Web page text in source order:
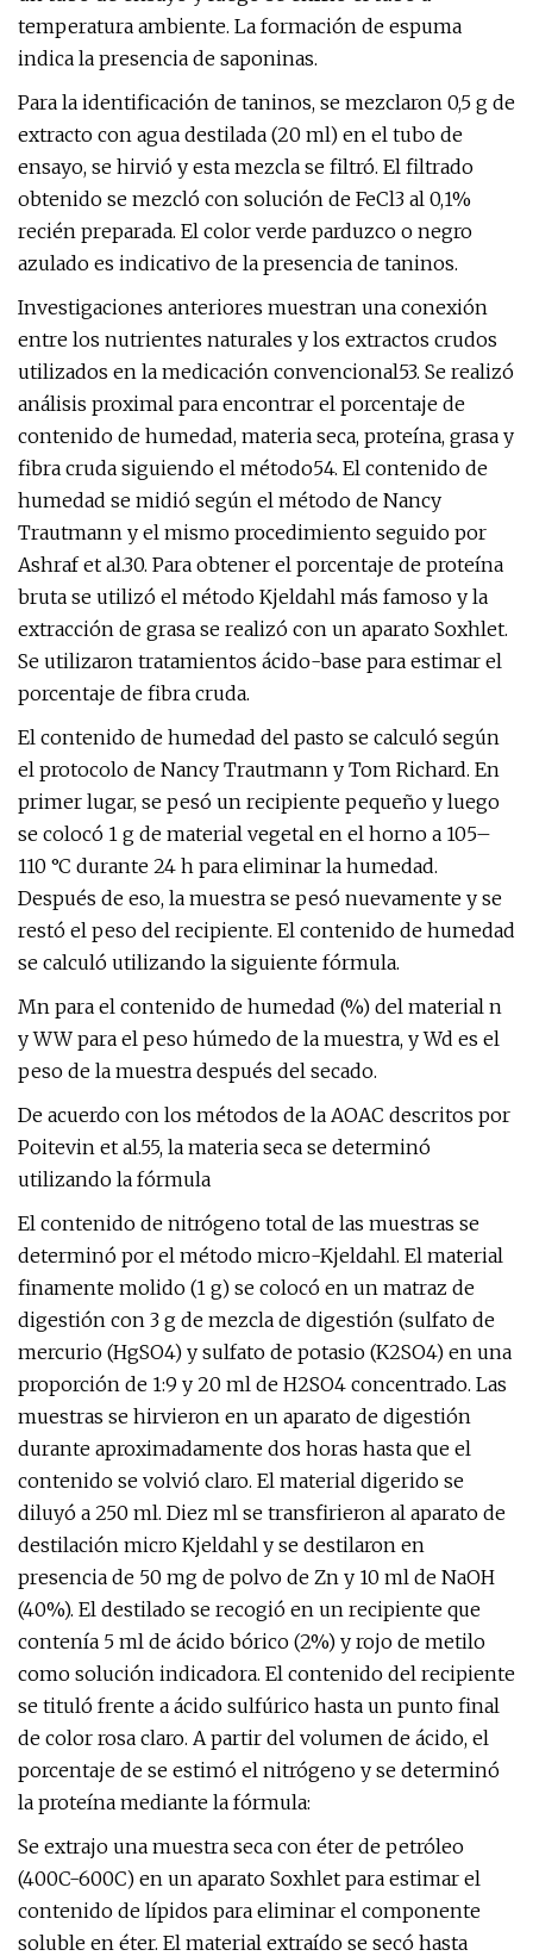
temperatura ambiente. La formación de espuma
indica la presencia de saponinas.
Para la identificación de taninos, se mezclaron 0,5 g de
extracto con agua destilada (20 ml) en el tubo de
ensayo, se hirvió y esta mezcla se filtró. El filtrado
obtenido se mezcló con solución de FeCl3 al 0,1%
recién preparada. El color verde parduzco o negro
azulado es indicativo de la presencia de taninos.
Investigaciones anteriores muestran una conexión
entre los nutrientes naturales y los extractos crudos
utilizados en la medicación convencional53. Se realizó
análisis proximal para encontrar el porcentaje de
contenido de humedad, materia seca, proteína, grasa y
fibra cruda siguiendo el método54. El contenido de
humedad se midió según el método de Nancy
Trautmann y el mismo procedimiento seguido por
Ashraf et al.30. Para obtener el porcentaje de proteína
bruta se utilizó el método Kjeldahl más famoso y la
extracción de grasa se realizó con un aparato Soxhlet.
Se utilizaron tratamientos ácido-base para estimar el
porcentaje de fibra cruda.
El contenido de humedad del pasto se calculó según
el protocolo de Nancy Trautmann y Tom Richard. En
primer lugar, se pesó un recipiente pequeño y luego
se colocó 1 g de material vegetal en el horno a 105–
110 °C durante 24 h para eliminar la humedad.
Después de eso, la muestra se pesó nuevamente y se
restó el peso del recipiente. El contenido de humedad
se calculó utilizando la siguiente fórmula.
Mn para el contenido de humedad (%) del material n
y WW para el peso húmedo de la muestra, y Wd es el
peso de la muestra después del secado.
De acuerdo con los métodos de la AOAC descritos por
Poitevin et al.55, la materia seca se determinó
utilizando la fórmula
El contenido de nitrógeno total de las muestras se
determinó por el método micro-Kjeldahl. El material
finamente molido (1 g) se colocó en un matraz de
digestión con 3 g de mezcla de digestión (sulfato de
mercurio (HgSO4) y sulfato de potasio (K2SO4) en una
proporción de 1:9 y 20 ml de H2SO4 concentrado. Las
muestras se hirvieron en un aparato de digestión
durante aproximadamente dos horas hasta que el
contenido se volvió claro. El material digerido se
diluyó a 250 ml. Diez ml se transfirieron al aparato de
destilación micro Kjeldahl y se destilaron en
presencia de 50 mg de polvo de Zn y 10 ml de NaOH
(40%). El destilado se recogió en un recipiente que
contenía 5 ml de ácido bórico (2%) y rojo de metilo
como solución indicadora. El contenido del recipiente
se tituló frente a ácido sulfúrico hasta un punto final
de color rosa claro. A partir del volumen de ácido, el
porcentaje de se estimó el nitrógeno y se determinó
la proteína mediante la fórmula:
Se extrajo una muestra seca con éter de petróleo
(400C-600C) en un aparato Soxhlet para estimar el
contenido de lípidos para eliminar el componente
soluble en éter. El material extraído se secó hasta